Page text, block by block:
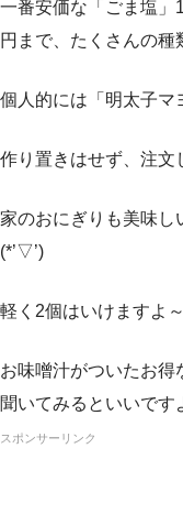
一番安価な「ごま塩」
円まで、たくさんの種
個人的には「明太子マ
作り置きはせず、注文
家のおにぎりも美味し
(*’▽’)
軽く2個はいけますよ～
お味噌汁がついたお得
聞いてみるといいで
スポンサーリンク